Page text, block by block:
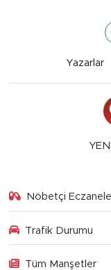
Yazarlar
Nöbetçi
Trafik Durumu
Tüm Manşetler